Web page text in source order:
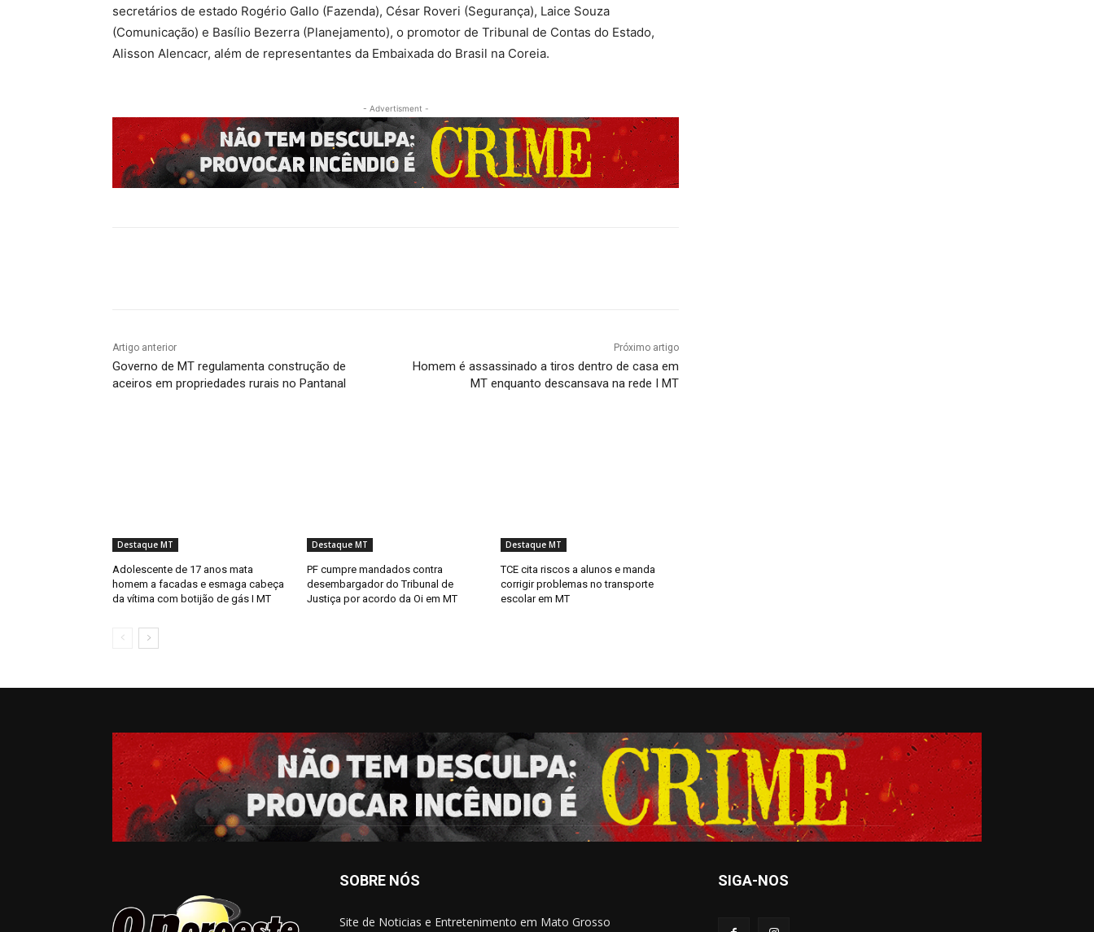
secretários de estado Rogério Gallo (Fazenda), César Roveri (Segurança), Laice Souza
(Comunicação) e Basílio Bezerra (Planejamento), o promotor de Tribunal de Contas do Estado,
Alisson Alencacr, além de representantes da Embaixada do Brasil na Coreia.
- Advertisment -
Artigo anterior
Governo de MT regulamenta construção de
aceiros em propriedades rurais no Pantanal
Próximo artigo
Homem é assassinado a tiros dentro de casa em
MT enquanto descansava na rede I MT
Destaque MT
Adolescente de 17 anos mata
homem a facadas e esmaga cabeça
da vítima com botijão de gás I MT
Destaque MT
PF cumpre mandados contra
desembargador do Tribunal de
Justiça por acordo da Oi em MT
Destaque MT
TCE cita riscos a alunos e manda
corrigir problemas no transporte
escolar em MT
SOBRE NÓS
Site de Noticias e Entretenimento em Mato Grosso
SIGA-NOS